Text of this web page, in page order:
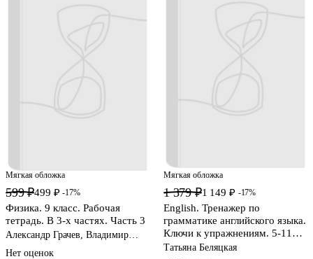
Мягкая обложка
599 ₽499 ₽ -17%
Физика. 9 класс. Рабочая
тетрадь. В 3-х частях. Часть 3
Александр Грачев, Владимир
Нет оценок
Мягкая обложка
1 379 ₽1 149 ₽ -17%
English. Тренажер по
грамматике английского языка.
Ключи к упражнениям. 5-11
классы
Татьяна Беляцкая